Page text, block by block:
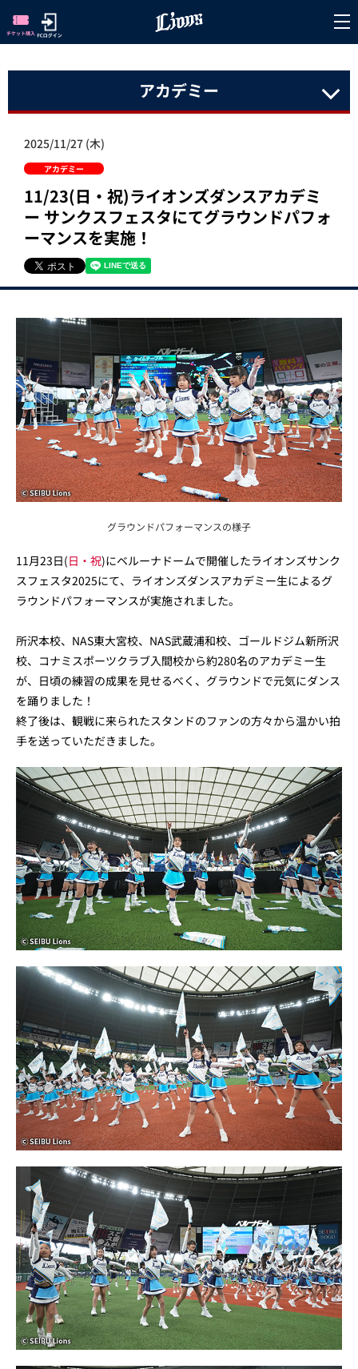
アカデミー
2025/11/27 (木)
アカデミー
11/23(日・祝)ライオンズダンスアカデミ
ー サンクスフェスタにてグラウンドパフォ
ーマンスを実施！
グラウンドパフォーマンスの様子
11月23日(日・祝)にベルーナドームで開催したライオンズサンク
スフェスタ2025にて、ライオンズダンスアカデミー生によるグ
ラウンドパフォーマンスが実施されました。
所沢本校、NAS東大宮校、NAS武蔵浦和校、ゴールドジム新所沢
校、コナミスポーツクラブ入間校から約280名のアカデミー生
が、日頃の練習の成果を見せるべく、グラウンドで元気にダンス
を踊りました！
終了後は、観戦に来られたスタンドのファンの方々から温かい拍
手を送っていただきました。